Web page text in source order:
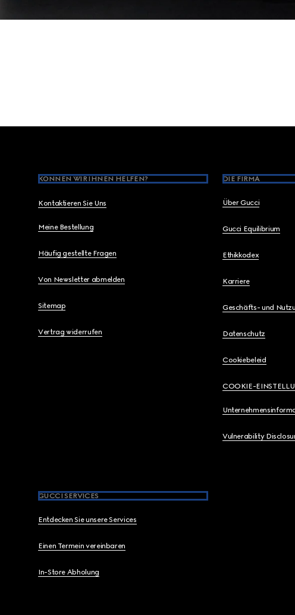
KÖNNEN WIR IHNEN HELFEN?
Kontaktieren Sie Uns
Meine Bestellung
Häufig gestellte Fragen
Von Newsletter abmelden
Sitemap
Vertrag widerrufen
DIE FIRMA
Über Gucci
Gucci Equilibrium
Ethikkodex
Karriere
Geschäfts- und
Datenschutz
Cookiebeleid
COOKIE-
Vulnerability
GUCCI SERVICES
Entdecken Sie unsere Services
Einen Termein vereinbaren
In-Store Abholung